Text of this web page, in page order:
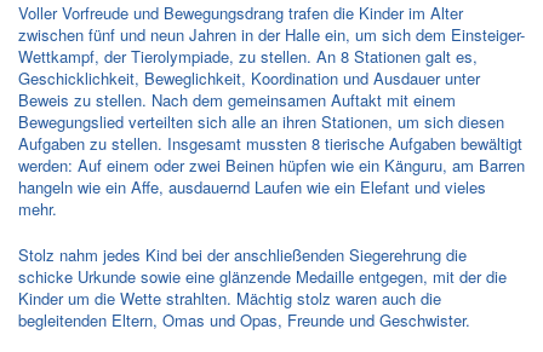
Voller Vorfreude und Bewegungsdrang trafen die Kinder im Alter
zwischen fünf und neun Jahren in der Halle ein, um sich dem Einsteiger-
Wettkampf, der Tierolympiade, zu stellen. An 8 Stationen galt es,
Geschicklichkeit, Beweglichkeit, Koordination und Ausdauer unter
Beweis zu stellen. Nach dem gemeinsamen Auftakt mit einem
Bewegungslied verteilten sich alle an ihren Stationen, um sich diesen
Aufgaben zu stellen. Insgesamt mussten 8 tierische Aufgaben bewältigt
werden: Auf einem oder zwei Beinen hüpfen wie ein Känguru, am Barren
hangeln wie ein Affe, ausdauernd Laufen wie ein Elefant und vieles
mehr.
Stolz nahm jedes Kind bei der anschließenden Siegerehrung die
schicke Urkunde sowie eine glänzende Medaille entgegen, mit der die
Kinder um die Wette strahlten. Mächtig stolz waren auch die
begleitenden Eltern, Omas und Opas, Freunde und Geschwister.